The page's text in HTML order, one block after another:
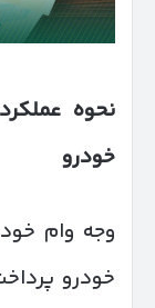
نحوه
خودرو
وجه وام
خودرو